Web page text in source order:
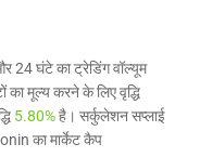
घंटे का ट्रेडिंग वॉल्यूम
मूल्य करने के लिए वृद्धि
5.80%है। सर्कुलेशन सप्लाई
का मार्केट कैप